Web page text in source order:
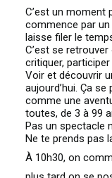
C’est un moment
commence par
laisse filer le
C’est se
critiquer,
Voir et découvrir
aujourd’hui. Ça
comme une
toutes, de 3 à 99
Pas un spectacle
Ne te prends pas
À 10h30, on